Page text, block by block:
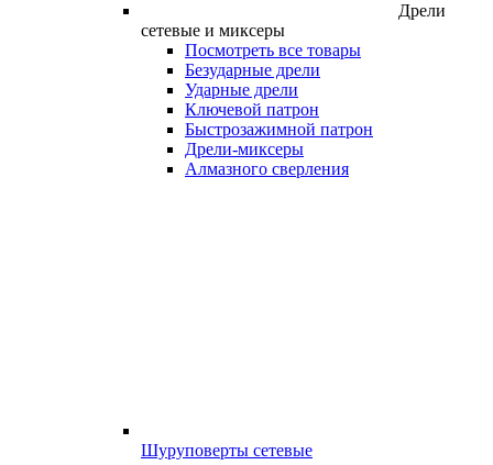
Дрели
сетевые и миксеры
Посмотреть все товары
Безударные дрели
Ударные дрели
Ключевой патрон
Быстрозажимной патрон
Дрели-миксеры
Алмазного сверления
Шуруповерты сетевые